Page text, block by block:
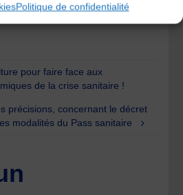
Politique de confidentialité
pour faire face aux
de la crise sanitaire !
précisions, concernant le décret
modalités du Pass sanitaire